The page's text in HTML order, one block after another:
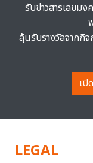
รับข่าวสารเลขมง
ลุ้นรับรางวัลจากกิ
เปิ
LEGAL